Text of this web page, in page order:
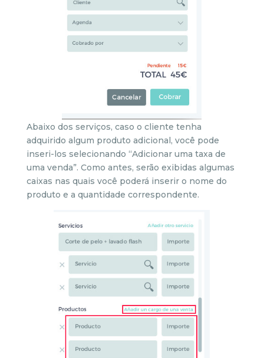
Abaixo dos serviços, caso o cliente tenha
adquirido algum produto adicional, você pode
inseri-los selecionando “Adicionar uma taxa de
uma venda”. Como antes, serão exibidas algumas
caixas nas quais você poderá inserir o nome do
produto e a quantidade correspondente.